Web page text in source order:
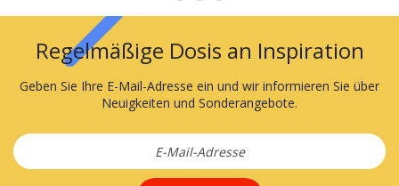
Regelmäßige Dosis an Inspiration
Geben Sie Ihre E-Mail-Adresse ein und wir informieren Sie über
Neuigkeiten und Sonderangebote.